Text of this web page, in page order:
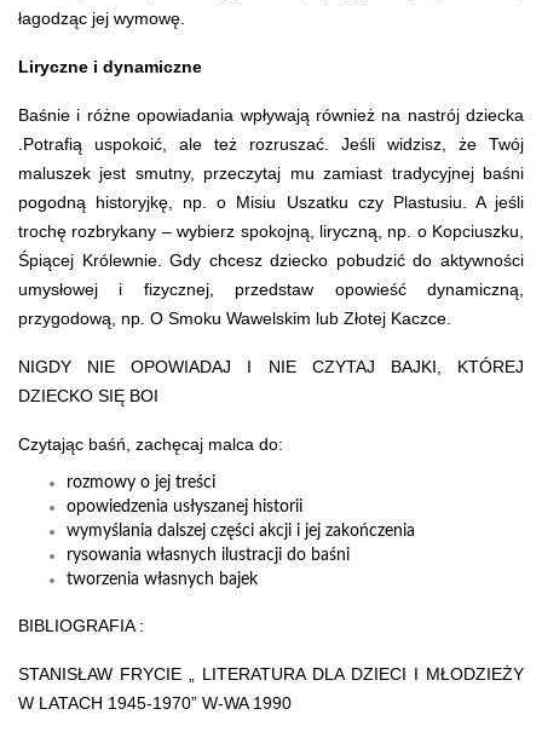
łagodząc jej wymowę.
Liryczne i dynamiczne
Baśnie i różne opowiadania wpływają również na nastrój dziecka
.Potrafią uspokoić, ale też rozruszać. Jeśli widzisz, że Twój
maluszek jest smutny, przeczytaj mu zamiast tradycyjnej baśni
pogodną historyjkę, np. o Misiu Uszatku czy Plastusiu. A jeśli
trochę rozbrykany – wybierz spokojną, liryczną, np. o Kopciuszku,
Śpiącej Królewnie. Gdy chcesz dziecko pobudzić do aktywności
umysłowej i fizycznej, przedstaw opowieść dynamiczną,
przygodową, np. O Smoku Wawelskim lub Złotej Kaczce.
NIGDY NIE OPOWIADAJ I NIE CZYTAJ BAJKI, KTÓREJ
DZIECKO SIĘ BOI
Czytając baśń, zachęcaj malca do:
rozmowy o jej treści
opowiedzenia usłyszanej historii
wymyślania dalszej części akcji i jej zakończenia
rysowania własnych ilustracji do baśni
tworzenia własnych bajek
BIBLIOGRAFIA :
STANISŁAW FRYCIE „ LITERATURA DLA DZIECI I MŁODZIEŻY
W LATACH 1945-1970” W-WA 1990